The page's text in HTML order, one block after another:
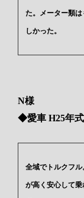
た。メーター類
しかった。
N様
◆愛車 H25年
全域でトルクフ
が高く安心して